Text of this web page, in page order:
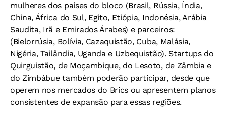
mulheres dos países do bloco (Brasil, Rússia, Índia,
China, África do Sul, Egito, Etiópia, Indonésia, Arábia
Saudita, Irã e Emirados Árabes) e parceiros:
(Bielorrúsia, Bolívia, Cazaquistão, Cuba, Malásia,
Nigéria, Tailândia, Uganda e Uzbequistão). Startups do
Quirguistão, de Moçambique, do Lesoto, de Zâmbia e
do Zimbábue também poderão participar, desde que
operem nos mercados do Brics ou apresentem planos
consistentes de expansão para essas regiões.